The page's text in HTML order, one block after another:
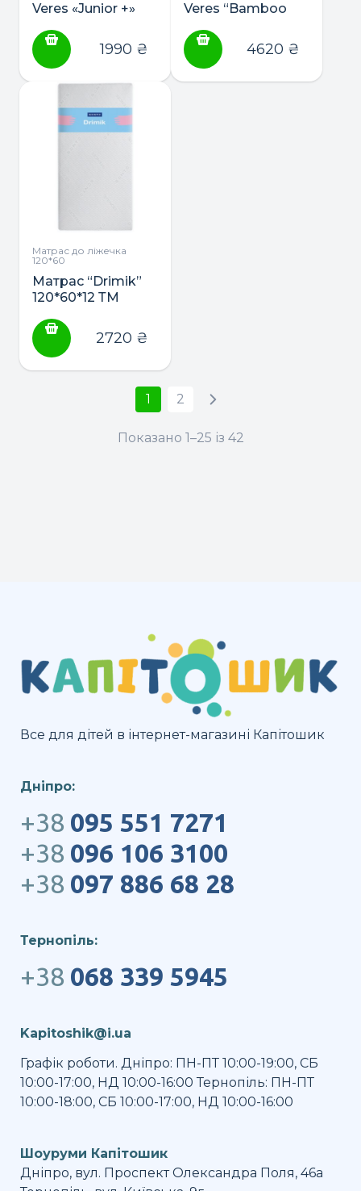
Veres «Junior +»
1990 ₴
Veres “Bamboo
4620 ₴
Матрас до ліжечка
120*60
Матрас “Drimik”
120*60*12 ТМ
2720 ₴
1 2
Показано 1–25 із 42
Все для дітей в інтернет-магазині Капітошик
Дніпро:
+38 095 551 7271
+38 096 106 3100
+38 097 886 68 28
Тернопіль:
+38 068 339 5945
Kapitoshik@i.ua
Графік роботи. Дніпро: ПН-ПТ 10:00-19:00, СБ
10:00-17:00, НД 10:00-16:00 Тернопіль: ПН-ПТ
10:00-18:00, СБ 10:00-17:00, НД 10:00-16:00
Шоуруми Капітошик
Дніпро, вул. Проспект Олександра Поля, 46а